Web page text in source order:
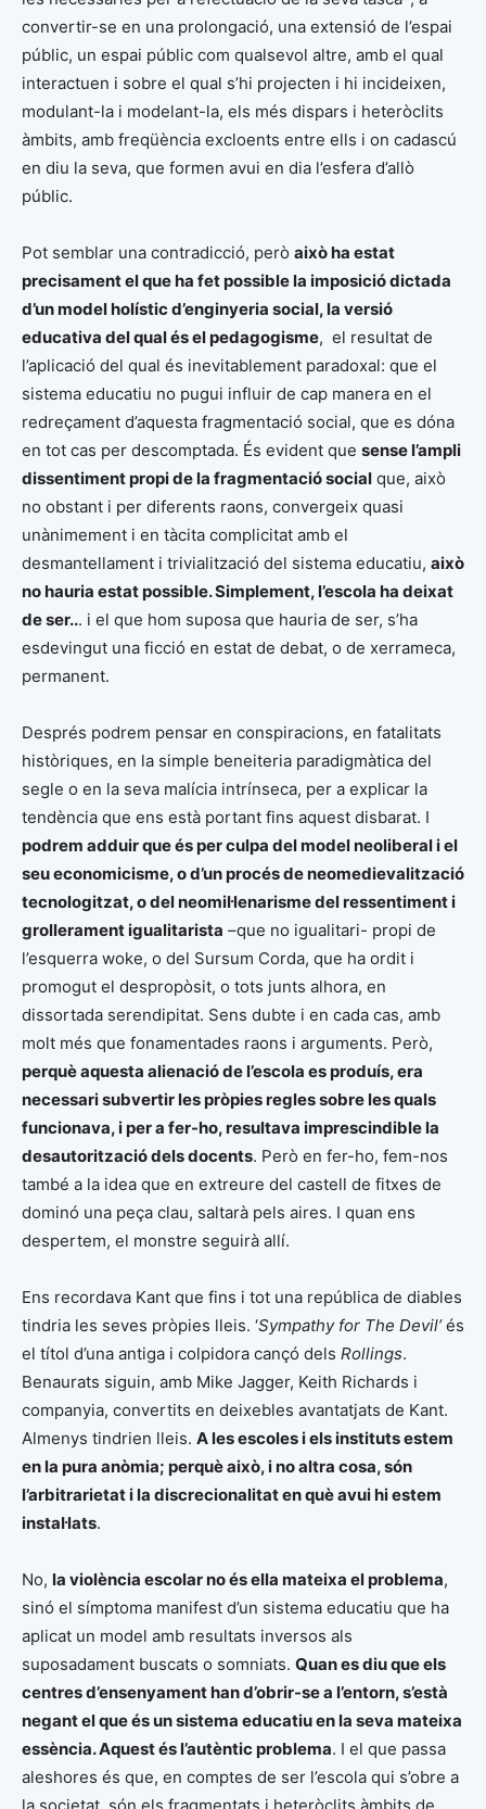
convertir-se en una prolongació, una extensió de l’espai
públic, un espai públic com qualsevol altre, amb el qual
interactuen i sobre el qual s’hi projecten i hi incideixen,
modulant-la i modelant-la, els més dispars i heteròclits
àmbits, amb freqüència excloents entre ells i on cadascú
en diu la seva, que formen avui en dia l’esfera d’allò
públic.
Pot semblar una contradicció, però això ha estat
precisament el que ha fet possible la imposició dictada
d’un model holístic d’enginyeria social, la versió
educativa del qual és el pedagogisme, el resultat de
l’aplicació del qual és inevitablement paradoxal: que el
sistema educatiu no pugui influir de cap manera en el
redreçament d’aquesta fragmentació social, que es dóna
en tot cas per descomptada. És evident que sense l’ampli
dissentiment propi de la fragmentació social que, això
no obstant i per diferents raons, convergeix quasi
unànimement i en tàcita complicitat amb el
desmantellament i trivialització del sistema educatiu, això
no hauria estat possible. Simplement, l’escola ha deixat
de ser... i el que hom suposa que hauria de ser, s’ha
esdevingut una ficció en estat de debat, o de xerrameca,
permanent.
Després podrem pensar en conspiracions, en fatalitats
històriques, en la simple beneiteria paradigmàtica del
segle o en la seva malícia intrínseca, per a explicar la
tendència que ens està portant fins aquest disbarat. I
podrem adduir que és per culpa del model neoliberal i el
seu economicisme, o d’un procés de neomedievalització
tecnologitzat, o del neomil·lenarisme del ressentiment i
grollerament igualitarista –que no igualitari- propi de
l’esquerra woke, o del Sursum Corda, que ha ordit i
promogut el despropòsit, o tots junts alhora, en
dissortada serendipitat. Sens dubte i en cada cas, amb
molt més que fonamentades raons i arguments. Però,
perquè aquesta alienació de l’escola es produís, era
necessari subvertir les pròpies regles sobre les quals
funcionava, i per a fer-ho, resultava imprescindible la
desautorització dels docents. Però en fer-ho, fem-nos
també a la idea que en extreure del castell de fitxes de
dominó una peça clau, saltarà pels aires. I quan ens
despertem, el monstre seguirà allí.
Ens recordava Kant que fins i tot una república de diables
tindria les seves pròpies lleis. ‘Sympathy for The Devil’és
el títol d’una antiga i colpidora cançó dels Rollings.
Benaurats siguin, amb Mike Jagger, Keith Richards i
companyia, convertits en deixebles avantatjats de Kant.
Almenys tindrien lleis. A les escoles i els instituts estem
en la pura anòmia; perquè això, i no altra cosa, són
l’arbitrarietat i la discrecionalitat en què avui hi estem
instal·lats.
No, la violència escolar no és ella mateixa el problema,
sinó el símptoma manifest d’un sistema educatiu que ha
aplicat un model amb resultats inversos als
suposadament buscats o somniats. Quan es diu que els
centres d’ensenyament han d’obrir-se a l’entorn, s’està
negant el que és un sistema educatiu en la seva mateixa
essència. Aquest és l’autèntic problema. I el que passa
aleshores és que, en comptes de ser l’escola qui s’obre a